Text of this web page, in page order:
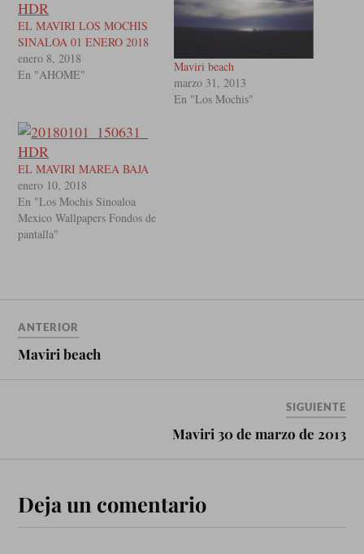
EL MAVIRI LOS MOCHIS
SINALOA 01 ENERO 2018
enero 8, 2018
En "AHOME"
Maviri beach
marzo 31, 2013
En "Los Mochis"
EL MAVIRI MAREA BAJA
enero 10, 2018
En "Los Mochis Sinoaloa
Mexico Wallpapers Fondos de
pantalla"
ANTERIOR
Maviri beach
SIGUIENTE
Maviri 30 de marzo de 2013
Deja un comentario